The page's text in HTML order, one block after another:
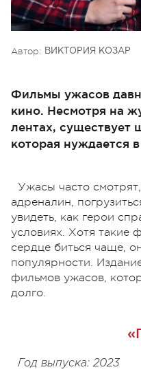
Автор: ВИКТОРИЯ КОЗАР
Фильмы ужасов
кино. Несмотря на
лентах, существует
которая нуждается
Ужасы часто
адреналин,
увидеть, как герои
условиях. Хотя такие
сердце биться чаще,
популярности.
фильмов ужасов,
долго.
Год выпуска: 2023